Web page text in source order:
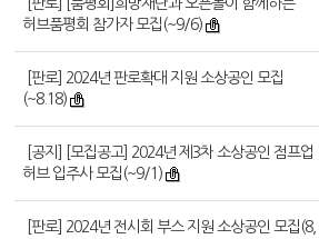
[판로] [품평회]희망재단과 오픈놀이 함께하는
허브품평회 참가자 모집(~9/6)
[판로] 2024년 판로확대 지원 소상공인 모집
(~8.18)
[공지] [모집공고] 2024년 제3차 소상공인 점프업
허브 입주사 모집(~9/1)
[판로] 2024년 전시회 부스 지원 소상공인 모집(8,